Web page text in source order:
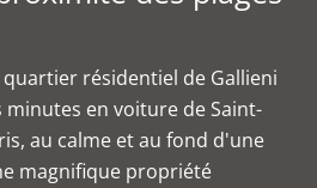
quartier résidentiel de Gallieni
minutes en voiture de Saint-
au calme et au fond d'une
magnifique propriété